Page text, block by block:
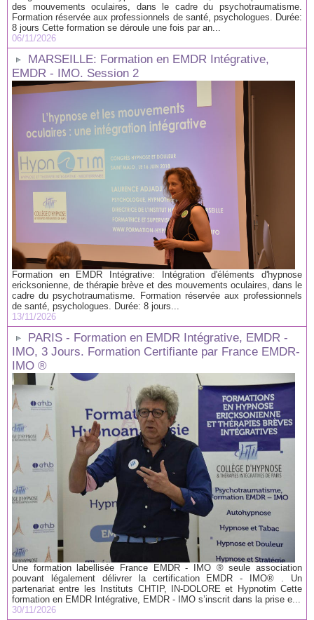
des mouvements oculaires, dans le cadre du psychotraumatisme.
Formation réservée aux professionnels de santé, psychologues. Durée:
8 jours Cette formation se déroule une fois par an...
06/11/2026
MARSEILLE: Formation en EMDR Intégrative,
EMDR - IMO. Session 2
Formation en EMDR Intégrative: Intégration d'éléments d'hypnose
ericksonienne, de thérapie brève et des mouvements oculaires, dans le
cadre du psychotraumatisme. Formation réservée aux professionnels
de santé, psychologues. Durée: 8 jours...
13/11/2026
PARIS - Formation en EMDR Intégrative, EMDR -
IMO, 3 Jours. Formation Certifiante par France EMDR-
IMO ®
Une formation labellisée France EMDR - IMO ® seule association
pouvant légalement délivrer la certification EMDR - IMO® . Un
partenariat entre les Instituts CHTIP, IN-DOLORE et Hypnotim Cette
formation en EMDR Intégrative, EMDR - IMO s’inscrit dans la prise e...
30/11/2026